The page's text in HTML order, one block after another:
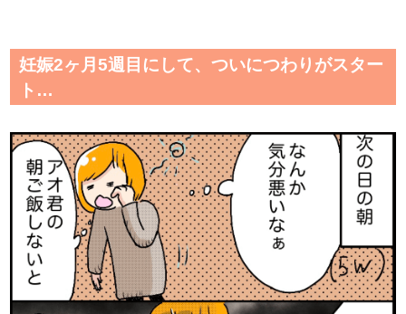
妊娠2ヶ月5週目にして、ついにつわりがスター
ト…